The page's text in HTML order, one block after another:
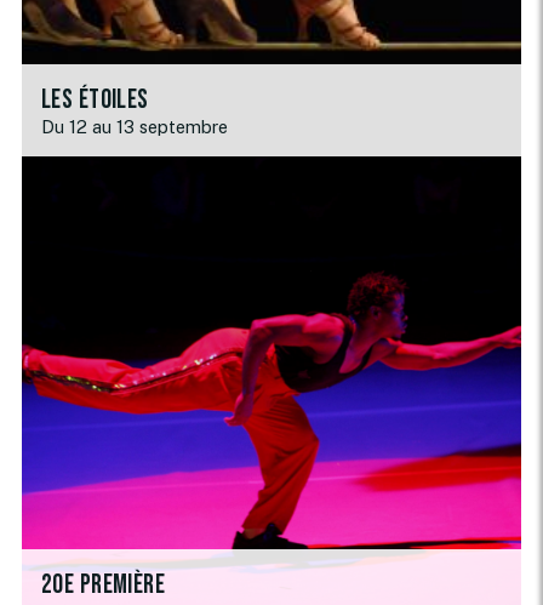
Les étoiles
Du 12 au 13 septembre
20e première